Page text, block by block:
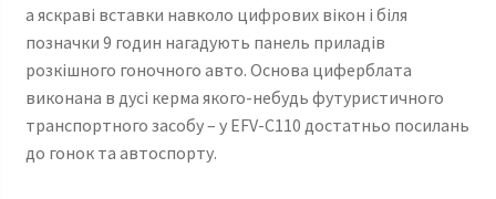
а яскраві вставки навколо цифрових вікон і біля
позначки 9 годин нагадують панель приладів
розкішного гоночного авто. Основа циферблата
виконана в дусі керма якого-небудь футуристичного
транспортного засобу – у EFV-C110 достатньо посилань
до гонок та автоспорту.